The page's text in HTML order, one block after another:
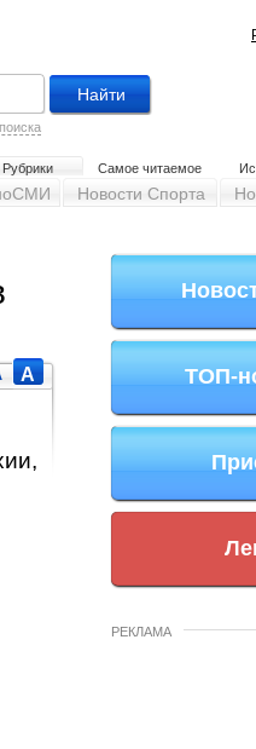
Самое читаемое
Рубрики
Новости Спорта
A ТОП-
РЕКЛАМА